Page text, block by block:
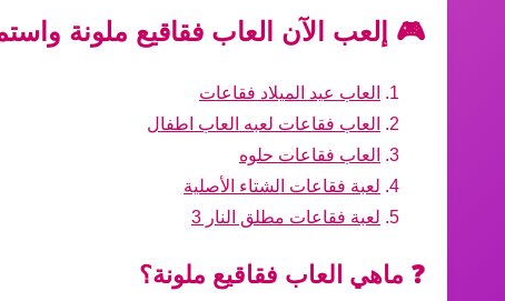
🎮 إلعب الآن العاب فقاقيع ملونة
العاب عيد الميلاد فقاعات
العاب فقاعات لعبه العاب اطفال
العاب فقاعات حلوه
لعبة فقاعات الشتاء الأصلية
لعبة فقاعات مطلق النار 3
❓ ماهي العاب فقاقيع ملونة؟